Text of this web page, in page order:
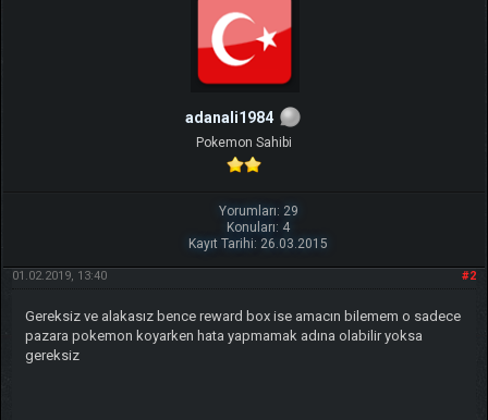
adanali1984
Pokemon Sahibi
Yorumları: 29
Konuları: 4
Kayıt Tarihi: 26.03.2015
#2
01.02.2019, 13:40
Gereksiz ve alakasız bence reward box ise amacın bilemem o sadece
pazara pokemon koyarken hata yapmamak adına olabilir yoksa
gereksiz